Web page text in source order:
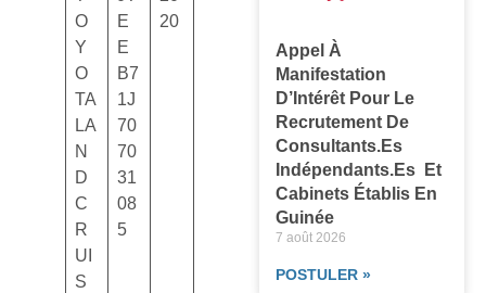
O
Y
O
TA
LA
N
D
C
R
UI
S
E
E
B7
1J
70
70
31
08
5
20
Appel À
Manifestation
D’Intérêt Pour Le
Recrutement De
Consultants.es
Indépendants.es Et
Cabinets Établis En
Guinée
7 août 2026
POSTULER »